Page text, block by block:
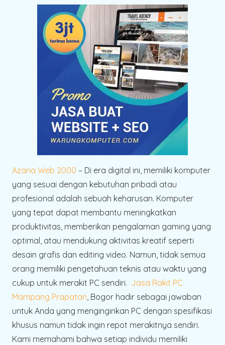
Azaria Web 2000 – Di era digital ini, memiliki komputer
yang sesuai dengan kebutuhan pribadi atau
profesional adalah sebuah keharusan. Komputer
yang tepat dapat membantu meningkatkan
produktivitas, memberikan pengalaman gaming yang
optimal, atau mendukung aktivitas kreatif seperti
desain grafis dan editing video. Namun, tidak semua
orang memiliki pengetahuan teknis atau waktu yang
cukup untuk merakit PC sendiri. Jasa Rakit PC
Mampang Prapatan, Bogor hadir sebagai jawaban
untuk Anda yang menginginkan PC dengan spesifikasi
khusus namun tidak ingin repot merakitnya sendiri.
Kami memahami bahwa setiap individu memiliki